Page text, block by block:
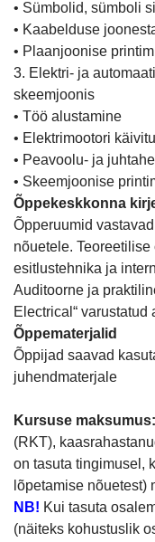
• Sümbolid, sümboli
• Kaabelduse
• Plaanjoonise
3. Elektri- ja
skeemjoonis
• Töö alustamine
• Elektrimootori
• Peavoolu- ja
• Skeemjoonise
Õppekeskkonna
Õpperuumid
nõuetele.
esitlustehnika ja
Auditoorne ja
Electrical“
Õppematerjalid
Õppijad saavad
juhendmaterjale
Kursuse maksumus:
(RKT),
on tasuta tingimusel,
lõpetamise nõuetest)
NB! Kui tasuta
(näiteks kohustuslik